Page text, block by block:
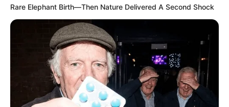
Rare Elephant Birth—Then Nature Delivered A Second Shock